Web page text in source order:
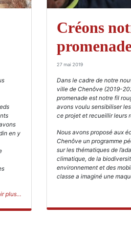
en y
plus…
Créons
27 mai 2019
Dans le cadre de notre
ville de Chenôve (2019-
promenade est notre fil
avons voulu sensibiliser
ce projet et recueillir leurs
Nous avons proposé aux
Chenôve un programme
sur les thématiques de
climatique, de la
environnement et des
classe a imaginé une